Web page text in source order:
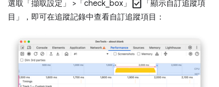
選取「擷取設定」 >「check_box」 check_box 「顯示自訂追蹤項
目」
，即可在追蹤記錄中查看自訂追蹤項目：